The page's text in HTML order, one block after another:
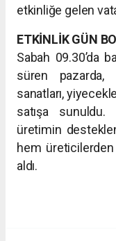
etkinliğe gelen
ETKİNLİK GÜN
Sabah 09.30’da
süren pazarda,
sanatları,
satışa
üretimin
hem
aldı.